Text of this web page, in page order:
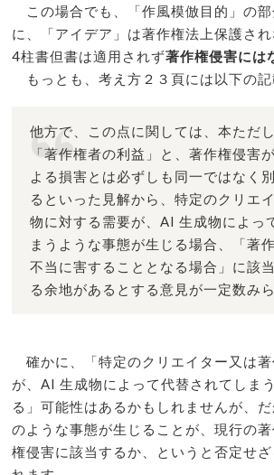
この場合でも、「作風模倣目的」の部
に、「アイデア」は著作権法上保護さ
4柱書但書は適用されず著作権侵害には
もっとも、考え方２３頁には以下の記
他方で、この点に関しては、本ただ
「著作権者の利益」と、著作権侵害
よる損害とは必ずしも同一ではなく
るといった見解から、特定のクリエ
物に対する需要が、AI 生成物によっ
まうような事態が生じる場合、「著
不当に害することとなる場合」に該
る余地があるとする意見が一定数みら
確かに、「特定のクリエイター又は
が、AI 生成物によって代替されてしま
る」可能性はあるかもしれませんが、
のような事態が生じることが、現行の
権侵害に該当するか、というと否定せ